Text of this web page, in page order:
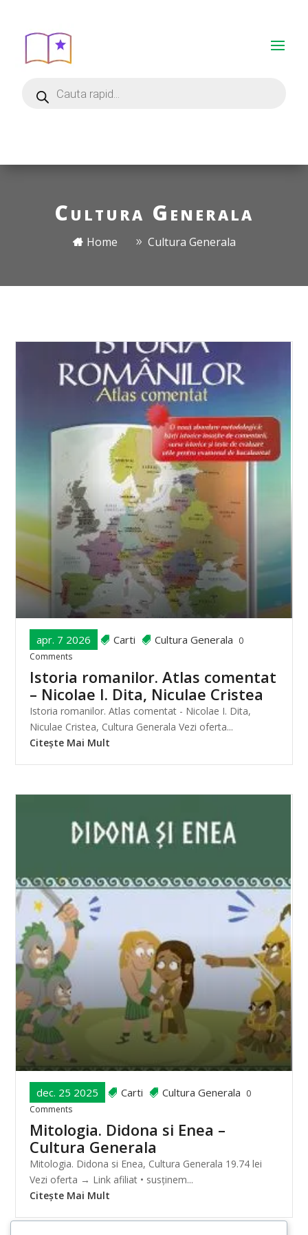
Cultura Generala
Home Cultura Generala
Istoria romanilor. Atlas comentat
– Nicolae I. Dita, Niculae Cristea
apr. 7 2026 Carti Cultura Generala 0
Comments
Istoria romanilor. Atlas comentat - Nicolae I. Dita,
Niculae Cristea, Cultura Generala Vezi oferta...
Citește Mai Mult
Mitologia. Didona si Enea –
Cultura Generala
dec. 25 2025 Carti Cultura Generala 0
Comments
Mitologia. Didona si Enea, Cultura Generala 19.74 lei
Vezi oferta → Link afiliat • susținem...
Citește Mai Mult